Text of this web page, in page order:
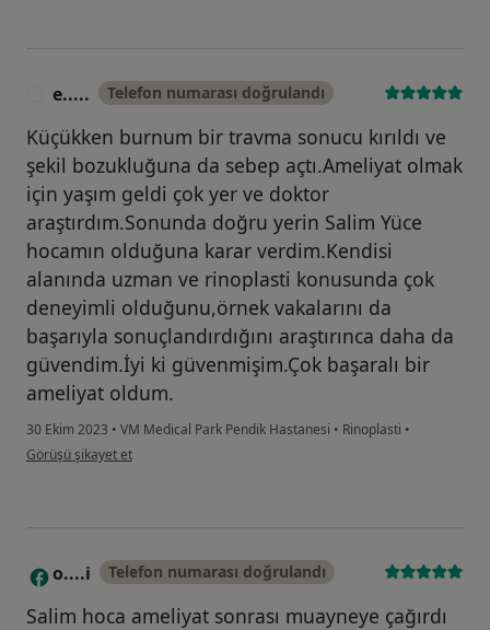
e..... Telefon numarası doğrulandı
Küçükken burnum bir travma sonucu kırıldı ve
şekil bozukluğuna da sebep açtı.Ameliyat olmak
için yaşım geldi çok yer ve doktor
araştırdım.Sonunda doğru yerin Salim Yüce
hocamın olduğuna karar verdim.Kendisi
alanında uzman ve rinoplasti konusunda çok
deneyimli olduğunu,örnek vakalarını da
başarıyla sonuçlandırdığını araştırınca daha da
güvendim.İyi ki güvenmişim.Çok başaralı bir
ameliyat oldum.
30 Ekim 2023 • VM Medical Park Pendik Hastanesi • Rinoplasti •
kullanıcının görüşüne göre e.....
Görüşü şikayet et
O o....i Telefon numarası doğrulandı
Salim hoca ameliyat sonrası muayneye çağırdı